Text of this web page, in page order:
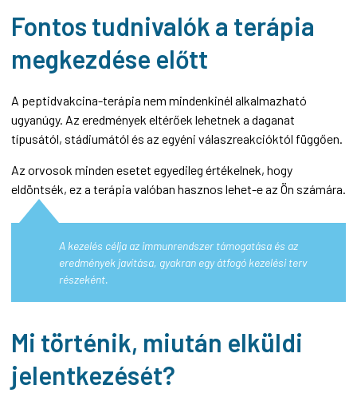
Fontos tudnivalók a terápia
megkezdése előtt
A peptidvakcina-terápia nem mindenkinél alkalmazható
ugyanúgy. Az eredmények eltérőek lehetnek a daganat
típusától, stádiumától és az egyéni válaszreakcióktól függően.
Az orvosok minden esetet egyedileg értékelnek, hogy
eldöntsék, ez a terápia valóban hasznos lehet-e az Ön számára.
A kezelés célja az immunrendszer támogatása és az
eredmények javítása, gyakran egy átfogó kezelési terv
részeként.
Mi történik, miután elküldi
jelentkezését?